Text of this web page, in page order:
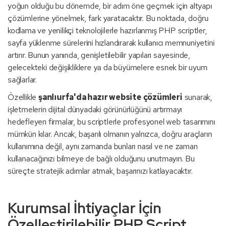
yoğun olduğu bu dönemde, bir adım öne geçmek için altyapı
çözümlerine yönelmek, fark yaratacaktır. Bu noktada, doğru
kodlama ve yenilikçi teknolojilerle hazırlanmış PHP scriptler,
sayfa yüklenme sürelerini hızlandırarak kullanıcı memnuniyetini
artırır. Bunun yanında, genişletilebilir yapıları sayesinde,
gelecekteki değişikliklere ya da büyümelere esnek bir uyum
sağlarlar.
Özellikle şanlıurfa'da hazır website çözümleri sunarak,
işletmelerin dijital dünyadaki görünürlüğünü artırmayı
hedefleyen firmalar, bu scriptlerle profesyonel web tasarımını
mümkün kılar. Ancak, başarılı olmanın yalnızca, doğru araçların
kullanımına değil, aynı zamanda bunları nasıl ve ne zaman
kullanacağınızı bilmeye de bağlı olduğunu unutmayın. Bu
süreçte stratejik adımlar atmak, başarınızı katlayacaktır.
Kurumsal İhtiyaçlar İçin